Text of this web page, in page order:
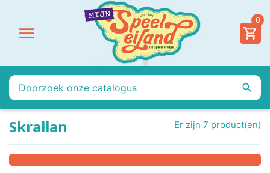

0

Skrallan Er zijn 7 product(en)